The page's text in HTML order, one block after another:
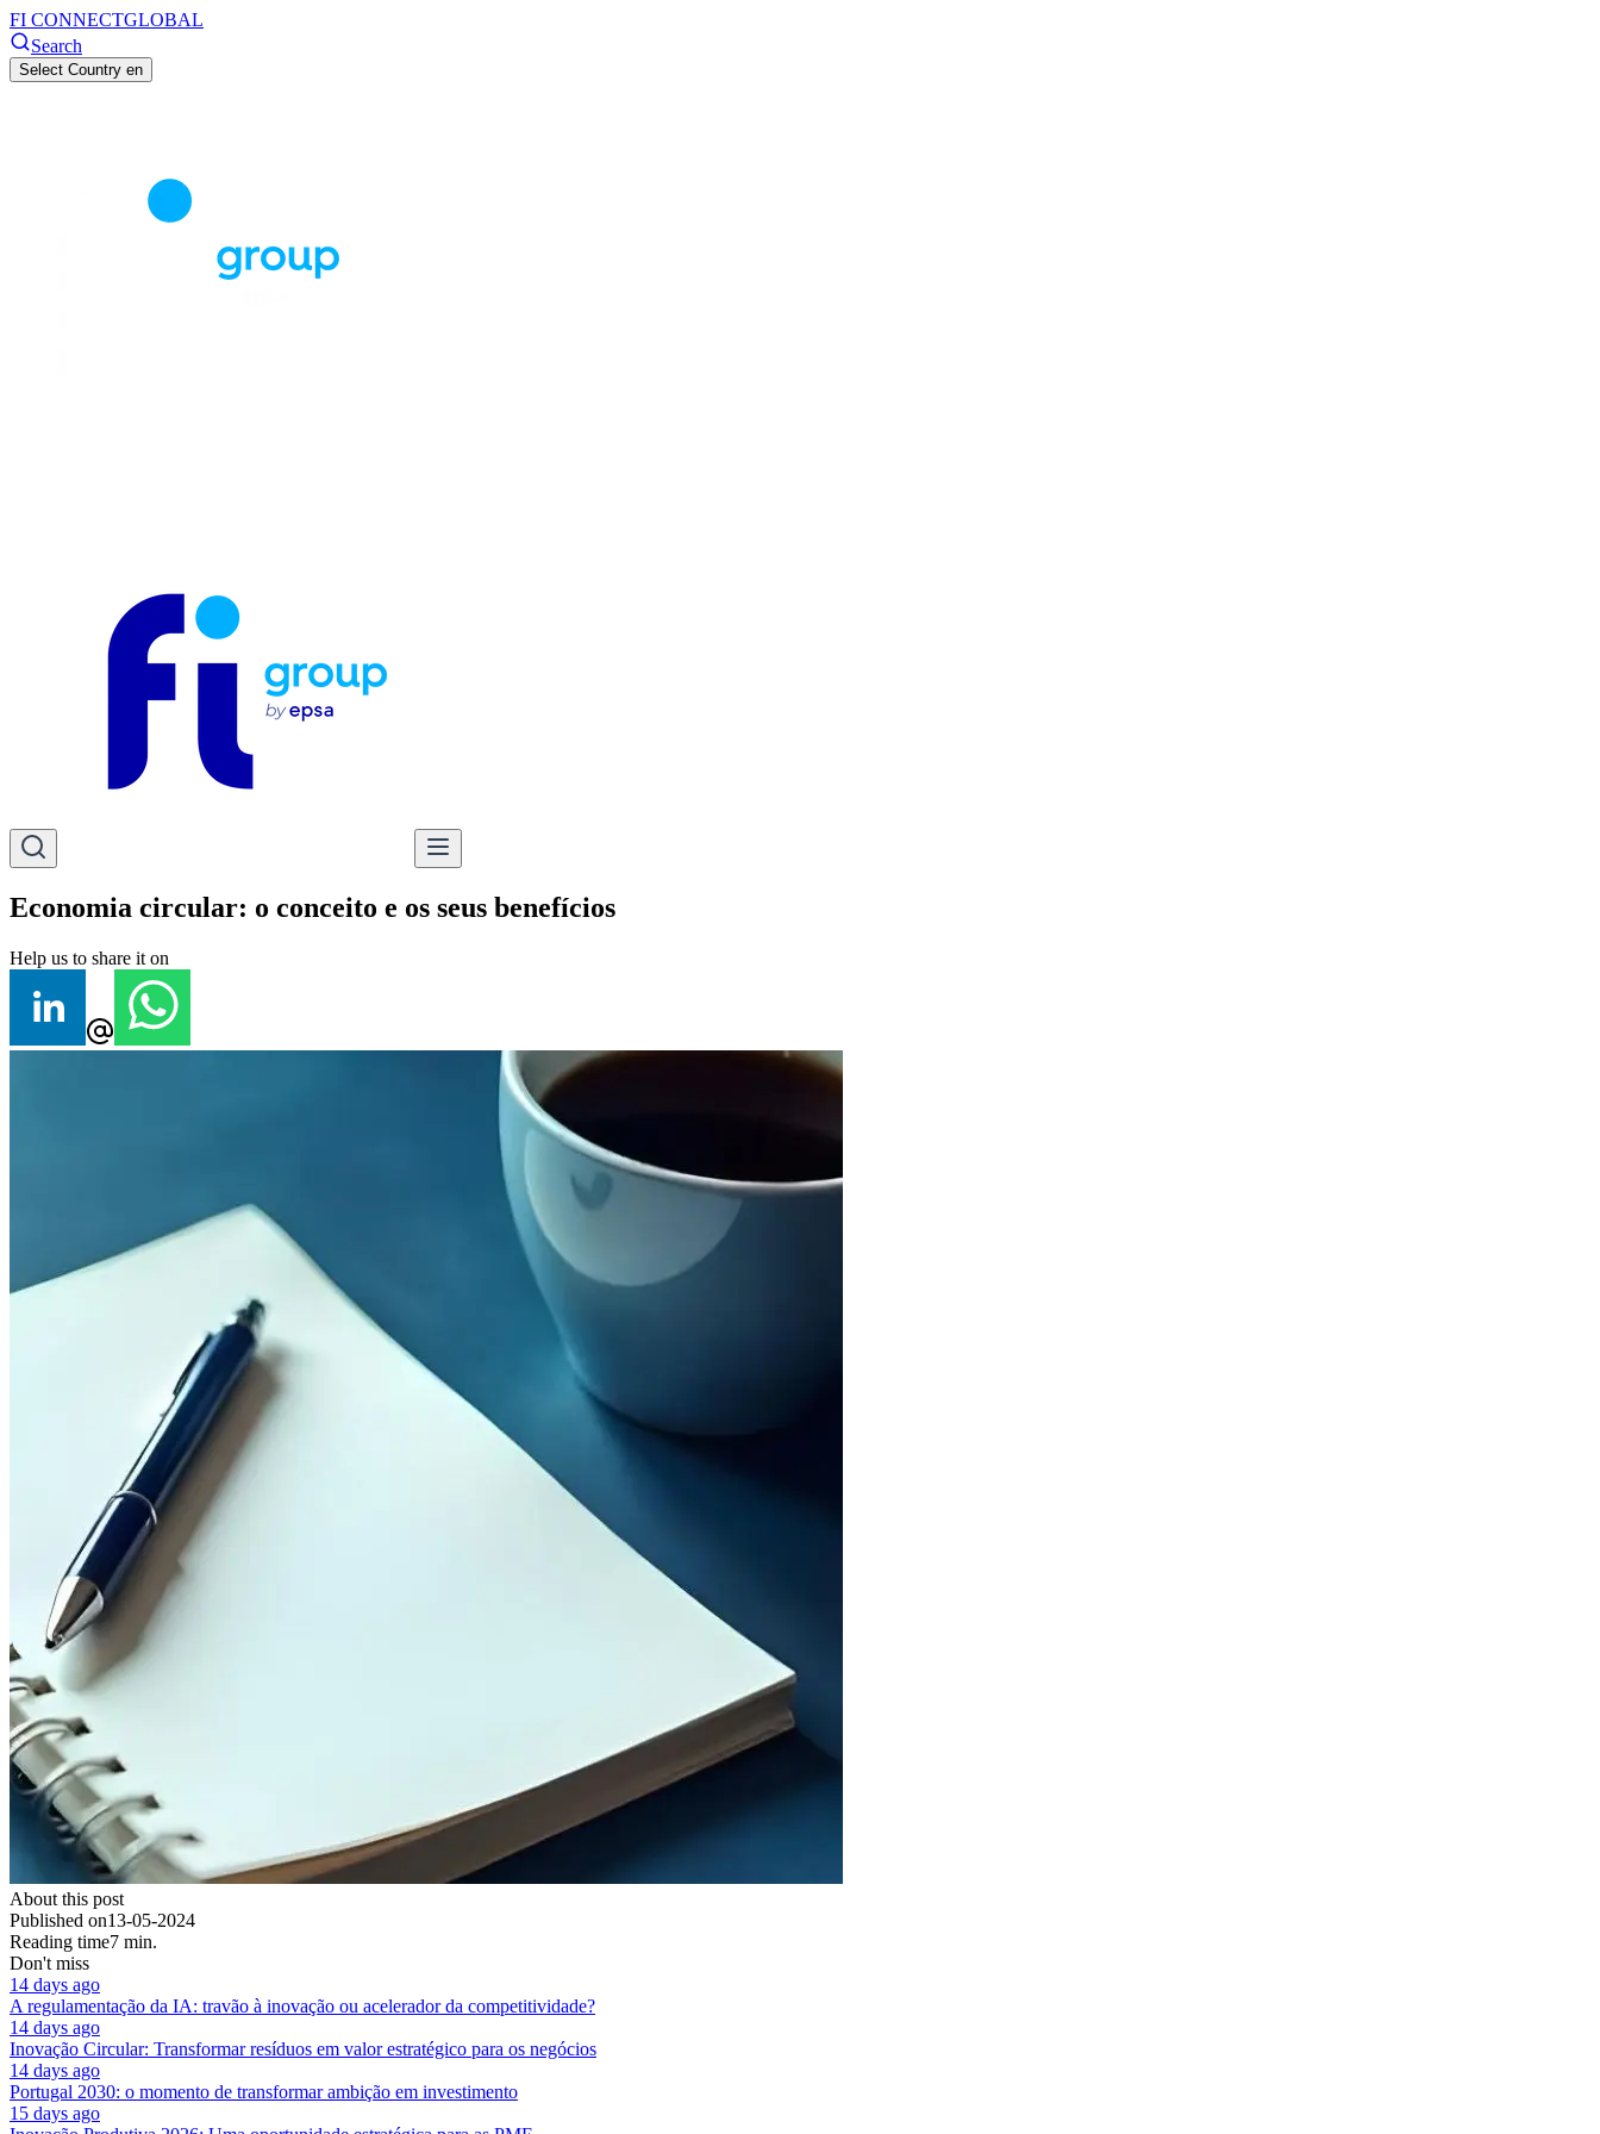
FI CONNECTGLOBAL
Search
Select Country en
Economia circular: o conceito e os seus benefícios
Help us to share it on
About this post
Published on13-05-2024
Reading time7 min.
Don't miss
14 days ago
A regulamentação da IA: travão à inovação ou acelerador da competitividade?
14 days ago
Inovação Circular: Transformar resíduos em valor estratégico para os negócios
14 days ago
Portugal 2030: o momento de transformar ambição em investimento
15 days ago